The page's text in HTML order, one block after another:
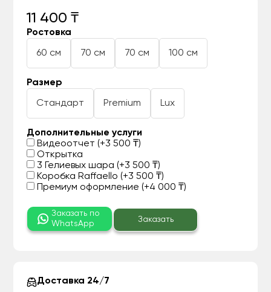
11 400 ₸
Ростовка
60 см 70 см 70 см 100 см
Размер
Стандарт Premium Lux
Дополнительные услуги
Видеоотчет (+3 500 ₸)
Открытка
3 Гелиевых шара (+3 500 ₸)
Коробка Raffaello (+3 500 ₸)
Премиум оформление (+4 000 ₸)
Заказать по
WhatsApp
Заказать
Доставка 24/7